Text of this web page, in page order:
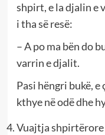
shpirt, e la djalin e
i tha së resë:
– A po ma bën do
varrin e djalit.
Pasi hëngri bukë,
kthye në odë dhe
Vuajtja shpirtërore